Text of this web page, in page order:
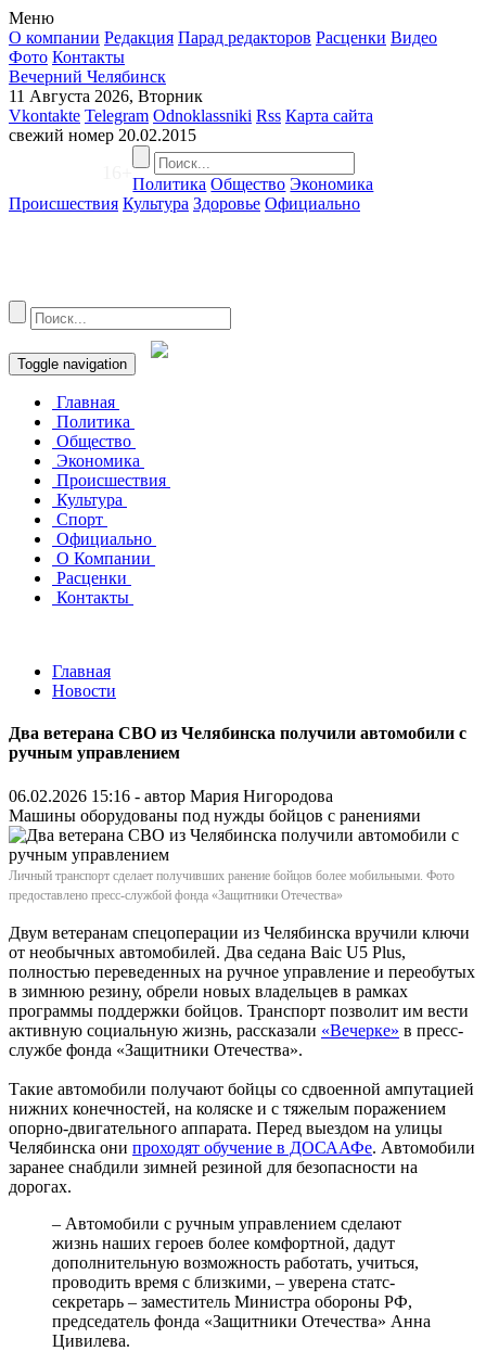
Меню
О компании Редакция Парад редакторов Расценки Видео
Фото Контакты
Вечерний Челябинск
11 Августа 2026, Вторник
Vkontakte Telegram Odnoklassniki Rss Карта сайта
свежий номер 20.02.2015
16+
Политика Общество Экономика
Происшествия Культура Здоровье Официально
Toggle navigation
Главная
Политика
Общество
Экономика
Происшествия
Культура
Спорт
Официально
О Компании
Расценки
Контакты
Главная
Новости
Два ветерана СВО из Челябинска получили автомобили с
ручным управлением
06.02.2026 15:16 - автор Мария Нигородова
Машины оборудованы под нужды бойцов с ранениями
Личный транспорт сделает получивших ранение бойцов более мобильными. Фото
предоставлено пресс-службой фонда «Защитники Отечества»
Двум ветеранам спецоперации из Челябинска вручили ключи
от необычных автомобилей. Два седана Baic U5 Plus,
полностью переведенных на ручное управление и переобутых
в зимнюю резину, обрели новых владельцев в рамках
программы поддержки бойцов. Транспорт позволит им вести
активную социальную жизнь, рассказали «Вечерке» в пресс-
службе фонда «Защитники Отечества».
Такие автомобили получают бойцы со сдвоенной ампутацией
нижних конечностей, на коляске и с тяжелым поражением
опорно-двигательного аппарата. Перед выездом на улицы
Челябинска они проходят обучение в ДОСААФе. Автомобили
заранее снабдили зимней резиной для безопасности на
дорогах.
– Автомобили с ручным управлением сделают
жизнь наших героев более комфортной, дадут
дополнительную возможность работать, учиться,
проводить время с близкими, – уверена статс-
секретарь – заместитель Министра обороны РФ,
председатель фонда «Защитники Отечества» Анна
Цивилева.